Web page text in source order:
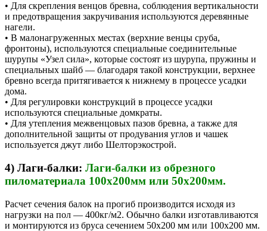
• Для скрепления венцов бревна, соблюдения вертикальности
и предотвращения закручивания используются деревянные
нагели.
• В малонагруженных местах (верхние венцы сруба,
фронтоны), используются специальные соединительные
шурупы «Узел сила», которые состоят из шурупа, пружины и
специальных шайб — благодаря такой конструкции, верхнее
бревно всегда притягивается к нижнему в процессе усадки
дома.
• Для регулировки конструкций в процессе усадки
используются специальные домкраты.
• Для утепления межвенцовых пазов бревна, а также для
дополнительной защиты от продувания углов и чашек
используется джут либо Шелторэкострой.
4) Лаги-балки: Лаги-балки из обрезного
пиломатериала 100х200мм или 50х200мм.
Расчет сечения балок на прогиб производится исходя из
нагрузки на пол — 400кг/м2. Обычно балки изготавливаются
и монтируются из бруса сечением 50х200 мм или 100х200 мм.